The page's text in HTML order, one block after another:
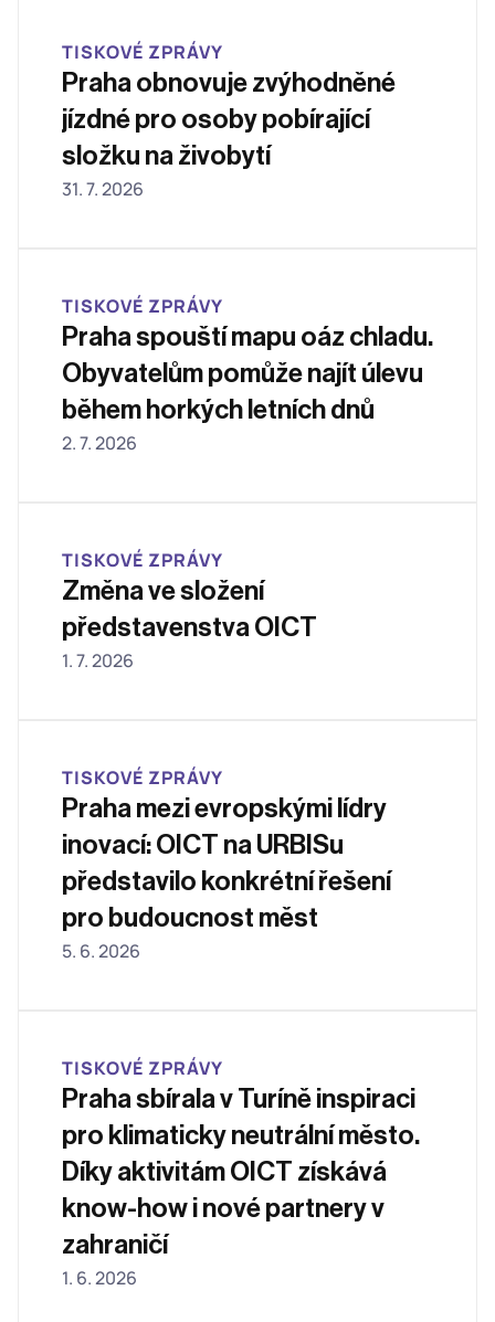
TISKOVÉ ZPRÁVY
Praha obnovuje zvýhodněné
jízdné pro osoby pobírající
složku na živobytí
31. 7. 2026
TISKOVÉ ZPRÁVY
Praha spouští mapu oáz chladu.
Obyvatelům pomůže najít úlevu
během horkých letních dnů
2. 7. 2026
TISKOVÉ ZPRÁVY
Změna ve složení
představenstva OICT
1. 7. 2026
TISKOVÉ ZPRÁVY
Praha mezi evropskými lídry
inovací: OICT na URBISu
představilo konkrétní řešení
pro budoucnost měst
5. 6. 2026
TISKOVÉ ZPRÁVY
Praha sbírala v Turíně inspiraci
pro klimaticky neutrální město.
Díky aktivitám OICT získává
know-how i nové partnery v
zahraničí
1. 6. 2026